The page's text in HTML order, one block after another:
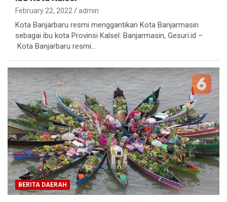
February 22, 2022 admin
Kota Banjarbaru resmi menggantikan Kota Banjarmasin
sebagai ibu kota Provinsi Kalsel. Banjarmasin, Gesuri.id –
Kota Banjarbaru resmi…
BERITA DAERAH